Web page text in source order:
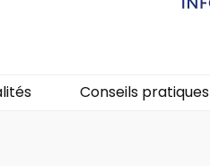
Conseils pratiques